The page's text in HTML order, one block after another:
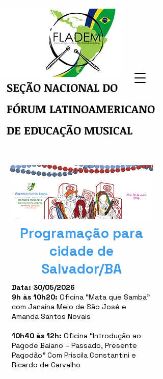
SEÇÃO NACIONAL DO
FÓRUM LATINOAMERICANO
DE EDUCAÇÃO MUSICAL
Programação para
cidade de
Salvador/BA
Data: 30/05/2026
9h às 10h20: Oficina “Mata que Samba”
com Janaína Melo de São José e
Amanda Santos Novais
10h40 às 12h: Oficina “Introdução ao
Pagode Baiano – Passado, Presente
Pagodão” Com Priscila Constantini e
Ricardo de Carvalho